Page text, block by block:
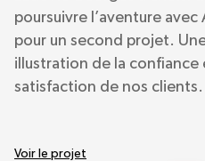
poursuivre l’aventure avec
pour un second projet.
illustration de la confiance
satisfaction de nos clients.
Voir le projet